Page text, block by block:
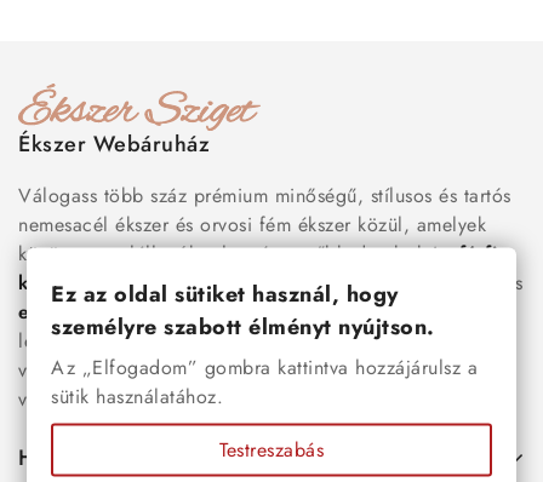
Ékszer Webáruház
Válogass több száz prémium minőségű, stílusos és tartós
nemesacél ékszer és orvosi fém ékszer közül, amelyek
között megtalálhatók a legnépszerűbb darabok is:férfi
karkötők
, női nyakláncok , karikagyűrűk
és
esküvői kiegészítőkegyaránt. Webáruházunkban a
legújabb trendeket követő, mégis időtálló ékszerek közül
választhatsz – legyen szó ajándékról, mindennapi
viseletről vagy különleges alkalmakról.
Hasznos
Ez az oldal sütiket használ, hogy
személyre szabott élményt nyújtson.
Az „Elfogadom” gombra kattintva hozzájárulsz a
sütik használatához.
Testreszabás